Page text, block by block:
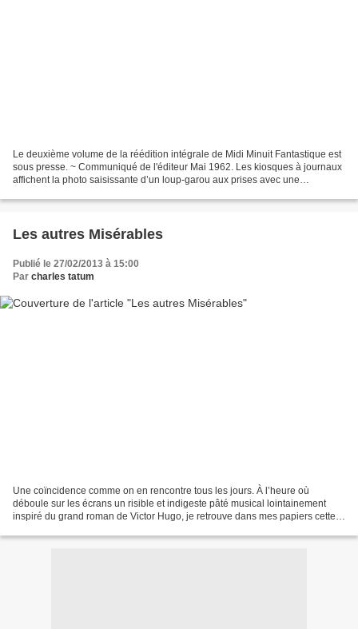
Le deuxième volume de la réédition intégrale de Midi Minuit Fantastique est
sous presse. ~ Communiqué de l'éditeur Mai 1962. Les kiosques à journaux
affichent la photo saisissante d’un loup-garou aux prises avec une
Les autres Misérables
Publié le 27/02/2013 à 15:00
Par charles tatum
Une coïncidence comme on en rencontre tous les jours. À l’heure où
déboule sur les écrans un risible et indigeste pâté musical lointainement
inspiré du grand roman de Victor Hugo, je retrouve dans mes papiers cette